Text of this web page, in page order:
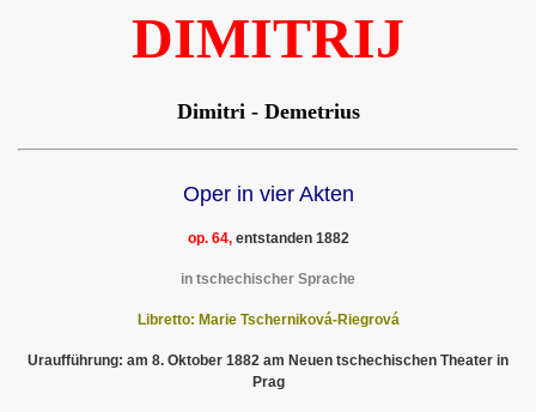
DIMITRIJ
Dimitri - Demetrius
Oper in vier Akten
op. 64,entstanden 1882
in tschechischer Sprache
Libretto: Marie Tscherniková-Riegrová
Uraufführung: am 8. Oktober 1882 am Neuen tschechischen Theater in
Prag